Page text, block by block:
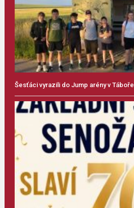
Šesťáci vyrazili do Jump arény v Táboře